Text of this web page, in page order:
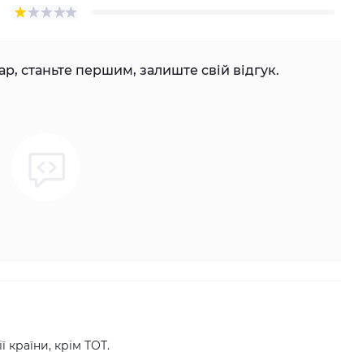
станьте першим, залиште свій відгук.
країни, крім ТОТ.